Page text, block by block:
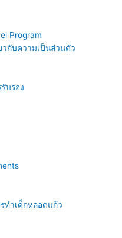
Program
วกับความเป็นส่วนตัว
บรอง
ทำเด็กหลอดแก้ว